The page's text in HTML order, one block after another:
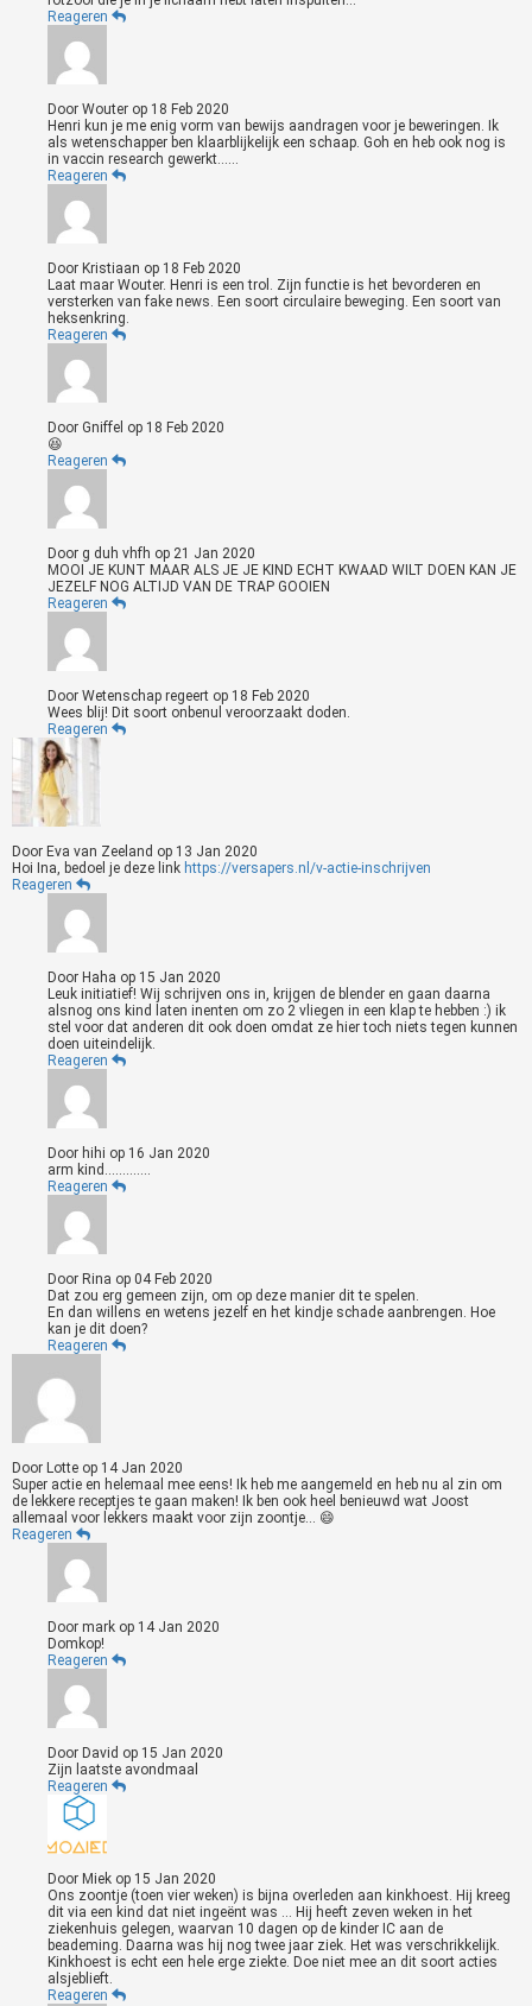
Reageren
Door Wouter op 18 Feb 2020
Henri kun je me enig vorm van bewijs aandragen voor je beweringen. Ik
als wetenschapper ben klaarblijkelijk een schaap. Goh en heb ook nog is
in vaccin research gewerkt......
Reageren
Door Kristiaan op 18 Feb 2020
Laat maar Wouter. Henri is een trol. Zijn functie is het bevorderen en
versterken van fake news. Een soort circulaire beweging. Een soort van
heksenkring.
Reageren
Door Gniffel op 18 Feb 2020
😆
Reageren
Door g duh vhfh op 21 Jan 2020
MOOI JE KUNT MAAR ALS JE JE KIND ECHT KWAAD WILT DOEN KAN JE
JEZELF NOG ALTIJD VAN DE TRAP GOOIEN
Reageren
Door Wetenschap regeert op 18 Feb 2020
Wees blij! Dit soort onbenul veroorzaakt doden.
Reageren
Door Eva van Zeeland op 13 Jan 2020
Hoi Ina, bedoel je deze link https://versapers.nl/v-actie-inschrijven
Reageren
Door Haha op 15 Jan 2020
Leuk initiatief! Wij schrijven ons in, krijgen de blender en gaan daarna
alsnog ons kind laten inenten om zo 2 vliegen in een klap te hebben :) ik
stel voor dat anderen dit ook doen omdat ze hier toch niets tegen kunnen
doen uiteindelijk.
Reageren
Door hihi op 16 Jan 2020
arm kind...……….
Reageren
Door Rina op 04 Feb 2020
Dat zou erg gemeen zijn, om op deze manier dit te spelen.
En dan willens en wetens jezelf en het kindje schade aanbrengen. Hoe
kan je dit doen?
Reageren
Door Lotte op 14 Jan 2020
Super actie en helemaal mee eens! Ik heb me aangemeld en heb nu al zin om
de lekkere receptjes te gaan maken! Ik ben ook heel benieuwd wat Joost
allemaal voor lekkers maakt voor zijn zoontje... 😄
Reageren
Door mark op 14 Jan 2020
Domkop!
Reageren
Door David op 15 Jan 2020
Zijn laatste avondmaal
Reageren
Door Miek op 15 Jan 2020
Ons zoontje (toen vier weken) is bijna overleden aan kinkhoest. Hij kreeg
dit via een kind dat niet ingeënt was ... Hij heeft zeven weken in het
ziekenhuis gelegen, waarvan 10 dagen op de kinder IC aan de
beademing. Daarna was hij nog twee jaar ziek. Het was verschrikkelijk.
Kinkhoest is echt een hele erge ziekte. Doe niet mee an dit soort acties
alsjeblieft.
Reageren